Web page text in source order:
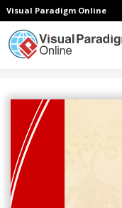
Visual Paradigm Online